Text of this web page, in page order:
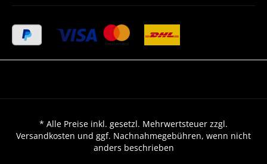
* Alle Preise inkl. gesetzl. Mehrwertsteuer zzgl.
Versandkosten und ggf. Nachnahmegebühren, wenn nicht
anders beschrieben